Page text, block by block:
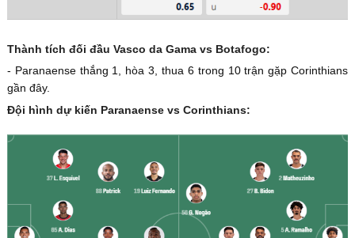
Thành tích đối đầu Vasco da Gama vs Botafogo:
- Paranaense thắng 1, hòa 3, thua 6 trong 10 trận gặp Corinthians
gần đây.
Đội hình dự kiến Paranaense vs Corinthians: